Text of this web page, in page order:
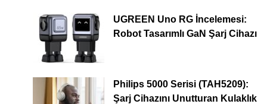
UGREEN Uno RG İncelemesi:
Robot Tasarımlı GaN Şarj Cihazı
Philips 5000 Serisi (TAH5209):
Şarj Cihazını Unutturan Kulaklık